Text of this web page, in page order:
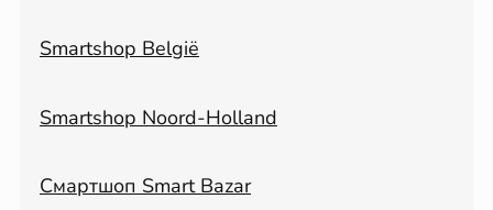
Smartshop België
Smartshop Noord-Holland
Смартшоп Smart Bazar